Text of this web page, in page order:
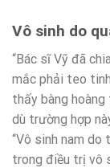
Vô sinh do
“Bác sĩ Vỹ đã
mắc phải teo
thấy bàng
dù trường hợp
“Vô sinh nam
trong điều trị vô